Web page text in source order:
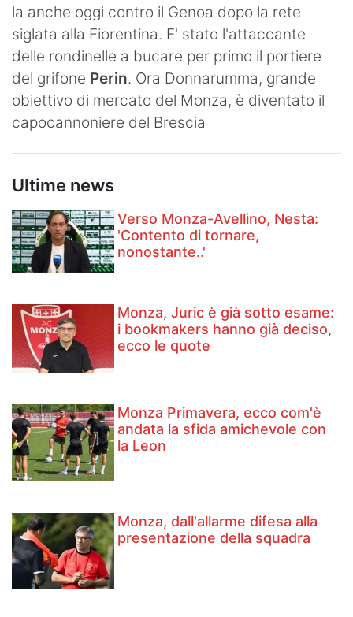
Hockey
Pallanuoto
Pallamano
Altre
News
Turismo
Eventi
la anche oggi contro il Genoa dopo la rete
siglata alla Fiorentina. E' stato l'attaccante
delle rondinelle a bucare per primo il portiere
del grifone Perin. Ora Donnarumma, grande
obiettivo di mercato del Monza, è diventato il
capocannoniere del Brescia
Ultime news
Verso Monza-Avellino, Nesta:
'Contento di tornare,
nonostante..'
Monza, Juric è già sotto esame:
i bookmakers hanno già deciso,
ecco le quote
Monza Primavera, ecco com'è
andata la sfida amichevole con
la Leon
Monza, dall'allarme difesa alla
presentazione della squadra